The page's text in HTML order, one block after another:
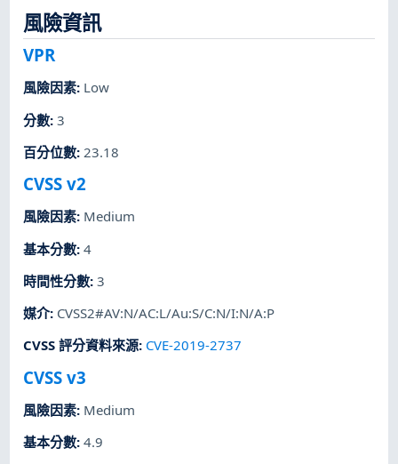
風險資訊
VPR
風險因素: Low
分數:3
百分位數: 23.18
CVSS v2
風險因素: Medium
基本分數:4
時間性分數:3
媒介: CVSS2#AV:N/AC:L/Au:S/C:N/I:N/A:P
CVSS 評分資料來源: CVE-2019-2737
CVSS v3
風險因素: Medium
基本分數:4.9